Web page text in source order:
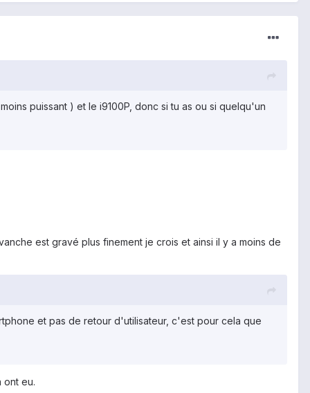
puissant ) et le i9100P, donc si tu as ou si quelqu'un
est gravé plus finement je crois et ainsi il y a moins de
et pas de retour d'utilisateur, c'est pour cela que
ont eu.